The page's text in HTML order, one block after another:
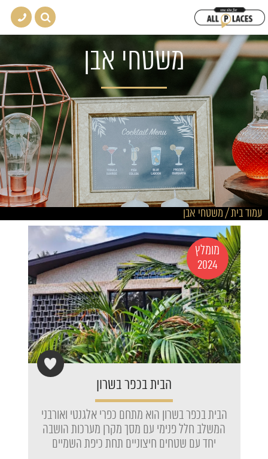
משטחי אבן
עמוד בית/משטחי אבן
מומלץ
2024
הבית בכפר בשרון
הבית בכפר בשרון הוא מתחם כפרי אלגנטי ואורבני
המשלב חלל פנימי עם מסך מקרן מערכות הושבה
יחד עם שטחים חיצוניים תחת כיפת השמיים